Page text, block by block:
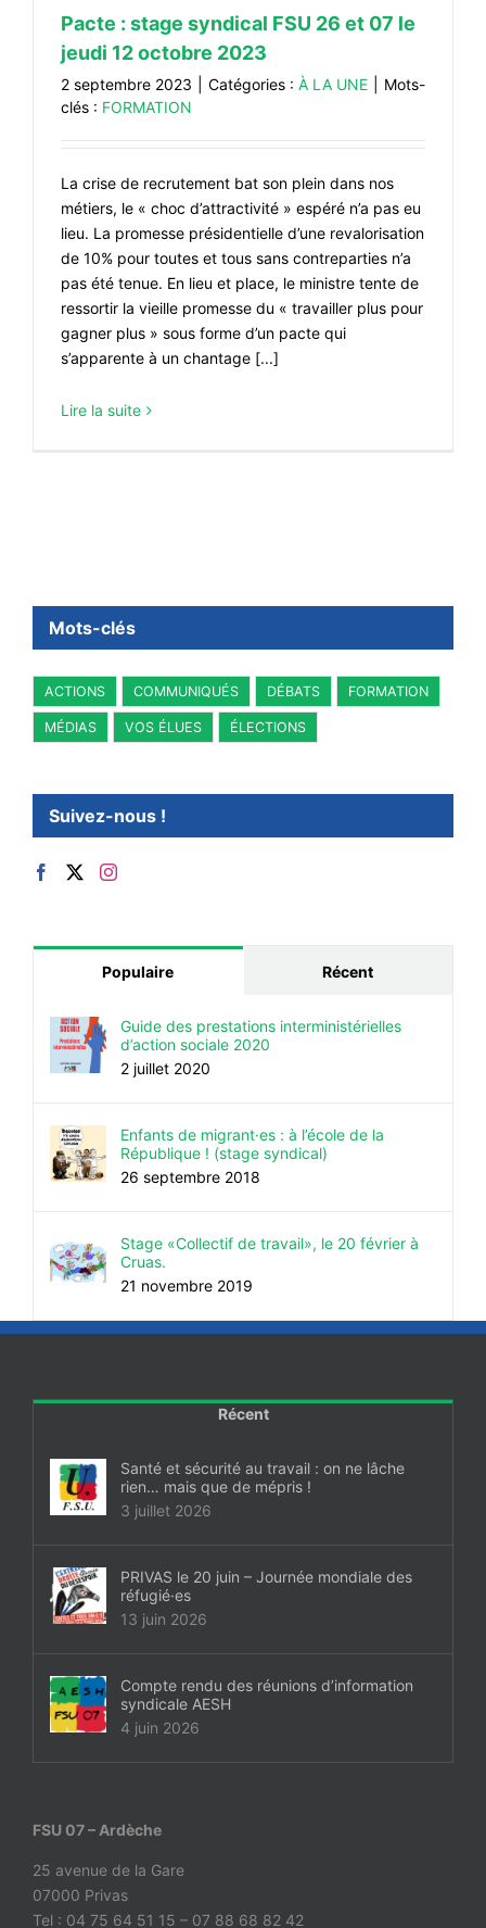
Pacte : stage syndical FSU 26 et 07 le
jeudi 12 octobre 2023
2 septembre 2023 Catégories : À LA UNE
Mots-
clés : FORMATION
La crise de recrutement bat son plein dans nos
métiers, le « choc d’attractivité » espéré n’a pas eu
lieu. La promesse présidentielle d’une revalorisation
de 10% pour toutes et tous sans contreparties n’a
pas été tenue. En lieu et place, le ministre tente de
ressortir la vieille promesse du « travailler plus pour
gagner plus » sous forme d’un pacte qui
s’apparente à un chantage [...]
Lire la suite
Mots-clés
ACTIONS COMMUNIQUÉS DÉBATS FORMATION
MÉDIAS VOS ÉLUES ÉLECTIONS
Suivez-nous !
Populaire Récent
Guide des prestations interministérielles
d’action sociale 2020
2 juillet 2020
Enfants de migrant·es : à l’école de la
République ! (stage syndical)
26 septembre 2018
Stage «Collectif de travail», le 20 février à
Cruas.
21 novembre 2019
Récent
Santé et sécurité au travail : on ne lâche
rien… mais que de mépris !
3 juillet 2026
PRIVAS le 20 juin – Journée mondiale des
réfugié·es
13 juin 2026
Compte rendu des réunions d’information
syndicale AESH
4 juin 2026
FSU 07 – Ardèche
25 avenue de la Gare
07000 Privas
Tel : 04 75 64 51 15 – 07 88 68 82 42